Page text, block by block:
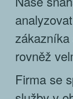
rovněž
Firma se